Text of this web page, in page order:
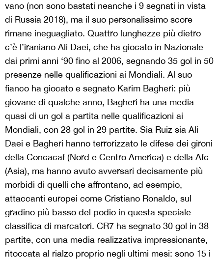
vano (non sono bastati neanche i 9 segnati in vista
di Russia 2018), ma il suo personalissimo score
rimane ineguagliato. Quattro lunghezze più dietro
c’è l’iraniano Ali Daei, che ha giocato in Nazionale
dai primi anni ‘90 fino al 2006, segnando 35 gol in 50
presenze nelle qualificazioni ai Mondiali. Al suo
fianco ha giocato e segnato Karim Bagheri: più
giovane di qualche anno, Bagheri ha una media
quasi di un gol a partita nelle qualificazioni ai
Mondiali, con 28 gol in 29 partite. Sia Ruiz sia Ali
Daei e Bagheri hanno terrorizzato le difese dei gironi
della Concacaf (Nord e Centro America) e della Afc
(Asia), ma hanno avuto avversari decisamente più
morbidi di quelli che affrontano, ad esempio,
attaccanti europei come Cristiano Ronaldo, sul
gradino più basso del podio in questa speciale
classifica di marcatori. CR7 ha segnato 30 gol in 38
partite, con una media realizzativa impressionante,
ritoccata al rialzo proprio negli ultimi mesi: sono 15 i